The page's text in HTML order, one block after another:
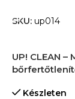
SKU: up014
UP! CLEAN
Készleten